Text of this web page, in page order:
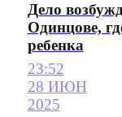
Дело
Одинцове,
ребенка
23:52
28 ИЮН
2025